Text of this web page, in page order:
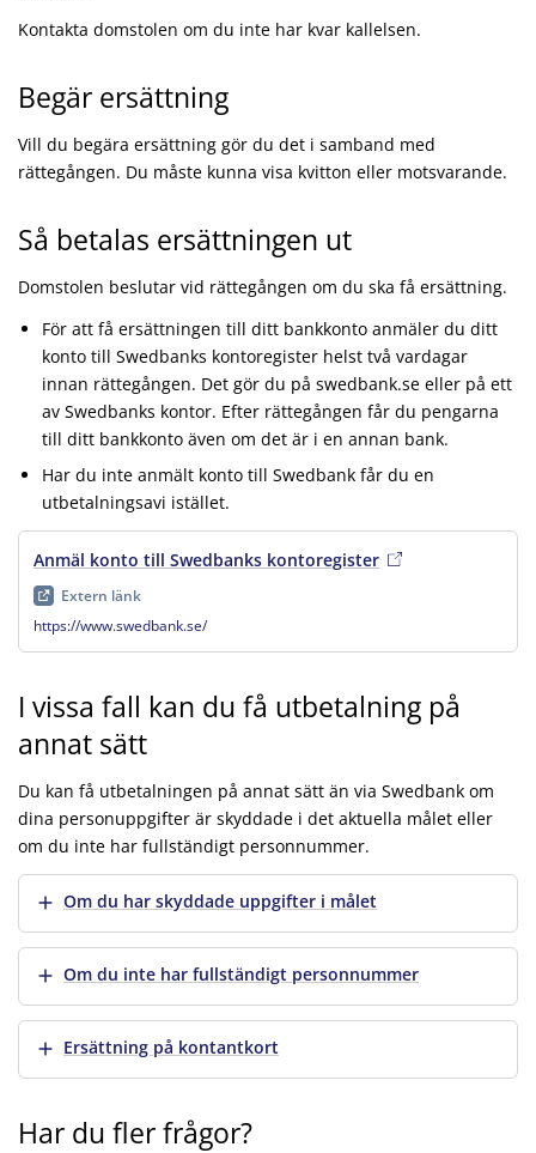
Kontakta domstolen om du inte har kvar kallelsen.
Begär ersättning
Vill du begära ersättning gör du det i samband med
rättegången. Du måste kunna visa kvitton eller motsvarande.
Så betalas ersättningen ut
Domstolen beslutar vid rättegången om du ska få ersättning.
För att få ersättningen till ditt bankkonto anmäler du ditt
konto till Swedbanks kontoregister helst två vardagar
innan rättegången. Det gör du på swedbank.se eller på ett
av Swedbanks kontor. Efter rättegången får du pengarna
till ditt bankkonto även om det är i en annan bank.
Har du inte anmält konto till Swedbank får du en
utbetalningsavi istället.
Anmäl konto till Swedbanks kontoregister , extern länk
Extern länk
https://www.swedbank.se/
I vissa fall kan du få utbetalning på
annat sätt
Du kan få utbetalningen på annat sätt än via Swedbank om
dina personuppgifter är skyddade i det aktuella målet eller
om du inte har fullständigt personnummer.
Visa merOm du har skyddade uppgifter i målet
Visa merOm du inte har fullständigt personnummer
Visa merErsättning på kontantkort
Har du fler frågor?